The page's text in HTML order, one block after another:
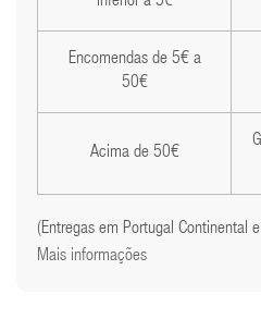
Encomendas de 5€ a
50€
Acima de 50€
(Entregas em Portugal Continental
Mais informações